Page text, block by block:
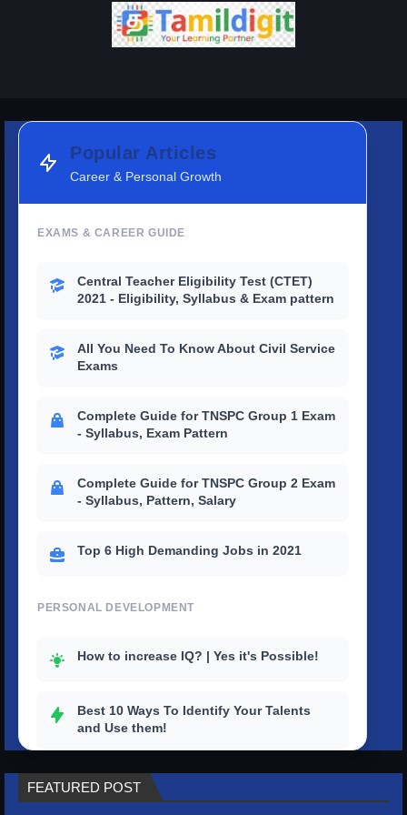
Popular Articles
Career & Personal Growth
EXAMS & CAREER GUIDE
Central Teacher Eligibility Test (CTET)
2021 - Eligibility, Syllabus & Exam pattern
All You Need To Know About Civil Service
Exams
Complete Guide for TNSPC Group 1 Exam
- Syllabus, Exam Pattern
Complete Guide for TNSPC Group 2 Exam
- Syllabus, Pattern, Salary
Top 6 High Demanding Jobs in 2021
PERSONAL DEVELOPMENT
How to increase IQ? | Yes it's Possible!
Best 10 Ways To Identify Your Talents
and Use them!
How to outstand others with a strong
personality?
FEATURED POST